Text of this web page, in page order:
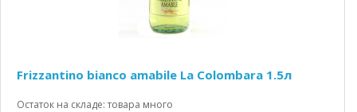
Frizzantino bianco amabile La Colombara 1.5л
Остаток на складе: товара много